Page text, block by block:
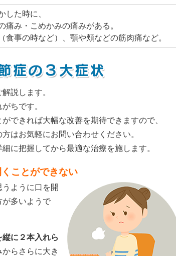
した時に、
痛み・こめかみの痛みがある。
食事の時など）、顎や頬などの筋肉痛など。
説します。
ちです。
できれば大幅な改善を期待できますので、
はお気軽にお問い合わせください。
に把握してから最適な治療を施します。
ことができない
ように口を開
が多いようで
縦に２本入れら
らさらに大き